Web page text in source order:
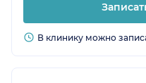
В клинику можно